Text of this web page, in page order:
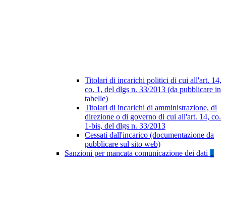
Titolari di incarichi politici di cui all'art. 14,
co. 1, del dlgs n. 33/2013 (da pubblicare in
tabelle)
Titolari di incarichi di amministrazione, di
direzione o di governo di cui all'art. 14, co.
1-bis, del dlgs n. 33/2013
Cessati dall'incarico (documentazione da
pubblicare sul sito web)
Sanzioni per mancata comunicazione dei dati 1